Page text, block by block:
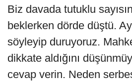
Biz davada tutuklu
beklerken dörde düştü.
söyleyip duruyoruz.
dikkate aldığını
cevap verin. Neden